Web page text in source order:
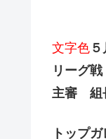
文字色
リーグ
主審 組
トップ